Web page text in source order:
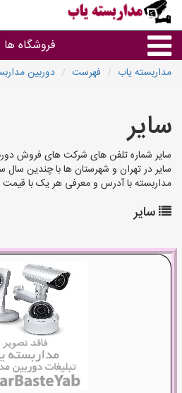
فروشگاه ها
فروشندگان دوربین
مداربسته یاب فهرست دوربین
سایر
سایر شماره تلفن های شرکت های فروش
سایر در تهران و شهرستان ها با چندین سال
مداربسته با آدرس و معرفی هر یک با
سایر